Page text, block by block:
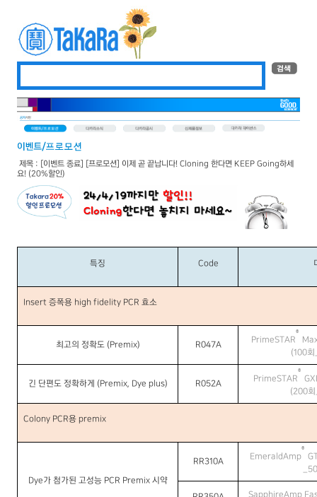
제목 : [이벤트 종료] [프로모션] 이제 곧 끝납니다! Cloning 한다면 KEEP Going하세
요! (20%할인)
특징 Code
Insert 증폭용high fidelity PCR 효소
최고의 정확도(Premix) R047A
PrimeSTAR
®
(100회
긴 단편도 정확하게 (Premix, Dye plus) R052A
PrimeSTAR
®
(200회
Colony PCR용premix
Dye가 첨가된 고성능PCR Premix 시약
RR310A
EmeraldAmp
®
SapphireAmp